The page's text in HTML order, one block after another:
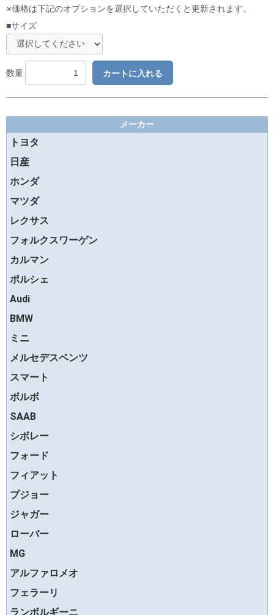
※価格は下記のオプションを選択していただくと更新されます。
■サイズ
数量 カートに入れる
メーカー
トヨタ
日産
ホンダ
マツダ
レクサス
フォルクスワーゲン
カルマン
ポルシェ
Audi
BMW
ミニ
メルセデスベンツ
スマート
ボルボ
SAAB
シボレー
フォード
フィアット
プジョー
ジャガー
ローバー
MG
アルファロメオ
フェラーリ
ランボルギーニ